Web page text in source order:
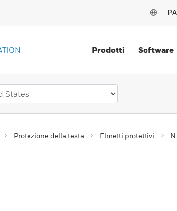
Prodotti Software
Protezione della testa Elmetti protettivi